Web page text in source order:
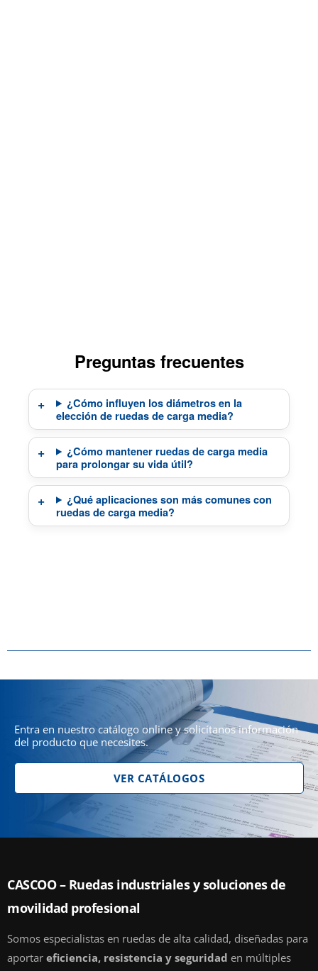
Preguntas frecuentes
¿Cómo influyen los diámetros en la
elección de ruedas de carga media?
¿Cómo mantener ruedas de carga media
para prolongar su vida útil?
¿Qué aplicaciones son más comunes con
ruedas de carga media?
Entra en nuestro catálogo online y solicítanos información
del producto que necesites.
VER CATÁLOGOS
CASCOO – Ruedas industriales y soluciones de
movilidad profesional
Somos especialistas en ruedas de alta calidad, diseñadas para
aportar eficiencia, resistencia y seguridad en múltiples